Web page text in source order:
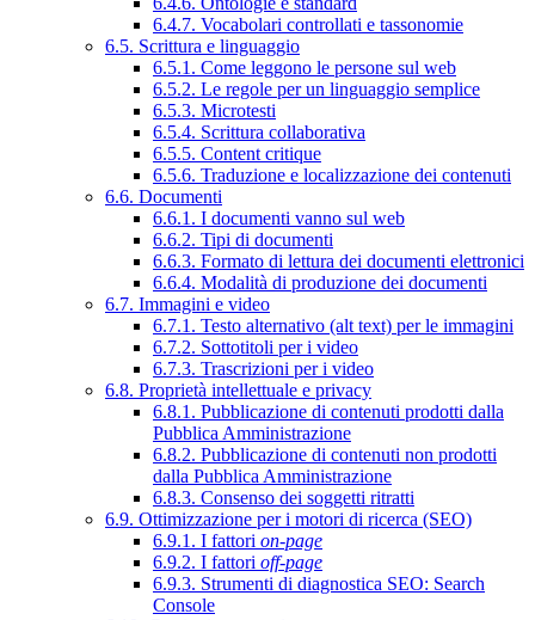
6.4.7. Vocabolari controllati e tassonomie
6.5. Scrittura e linguaggio
6.5.1. Come leggono le persone sul web
6.5.2. Le regole per un linguaggio semplice
6.5.3. Microtesti
6.5.4. Scrittura collaborativa
6.5.5. Content critique
6.5.6. Traduzione e localizzazione dei contenuti
6.6. Documenti
6.6.1. I documenti vanno sul web
6.6.2. Tipi di documenti
6.6.3. Formato di lettura dei documenti elettronici
6.6.4. Modalità di produzione dei documenti
6.7. Immagini e video
6.7.1. Testo alternativo (alt text) per le immagini
6.7.2. Sottotitoli per i video
6.7.3. Trascrizioni per i video
6.8. Proprietà intellettuale e privacy
6.8.1. Pubblicazione di contenuti prodotti dalla
Pubblica Amministrazione
6.8.2. Pubblicazione di contenuti non prodotti
dalla Pubblica Amministrazione
6.8.3. Consenso dei soggetti ritratti
6.9. Ottimizzazione per i motori di ricerca (SEO)
6.9.1. I fattori on-page
6.9.2. I fattori off-page
6.9.3. Strumenti di diagnostica SEO: Search
Console